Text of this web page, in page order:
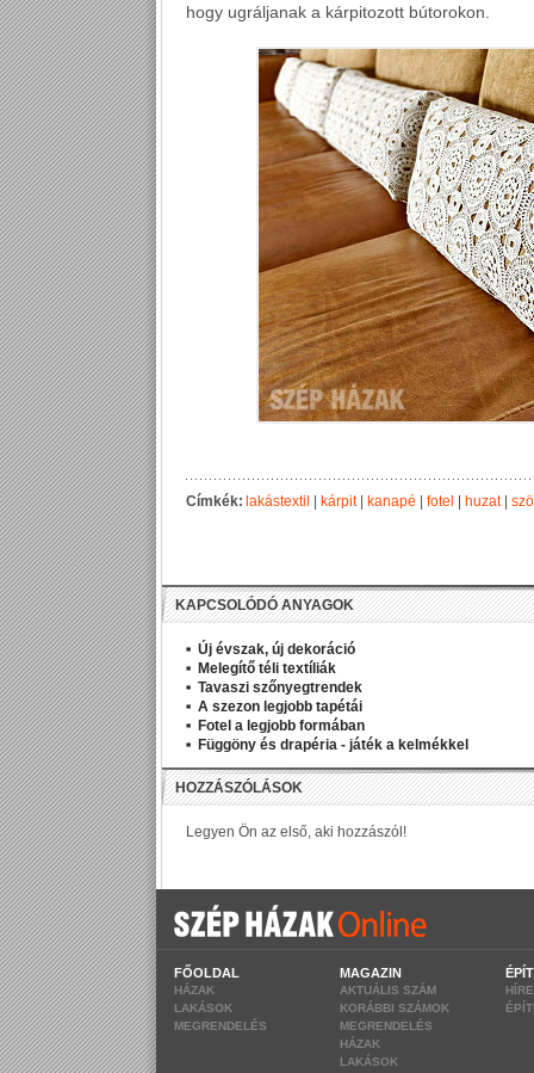
hogy ugráljanak a kárpitozott bútorokon.
Címkék: lakástextil kárpit| kanapé fotel huzat|
KAPCSOLÓDÓ ANYAGOK
Új évszak, új dekoráció
Melegítő téli textíliák
Tavaszi szőnyegtrendek
A szezon legjobb tapétái
Fotel a legjobb formában
Függöny és drapéria - játék a kelmékkel
FŐOLDAL
HÁZAK
LAKÁSOK
MEGRENDELÉS
MAGAZIN
AKTUÁLIS SZÁM
KORÁBBI SZÁMOK
MEGRENDELÉS
HÁZAK
LAKÁSOK